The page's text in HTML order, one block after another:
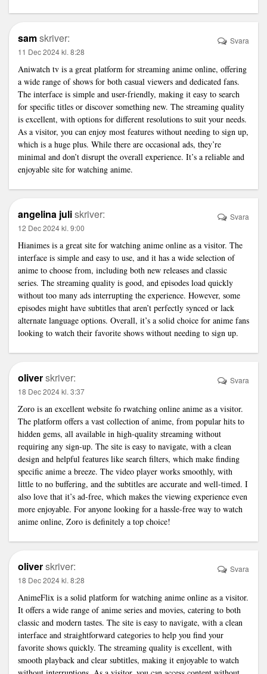
samskriver:
11 Dec 2024 kl. 8:28
Aniwatch tv is a great platform for streaming anime online, offering
a wide range of shows for both casual viewers and dedicated fans.
The interface is simple and user-friendly, making it easy to search
for specific titles or discover something new. The streaming quality
is excellent, with options for different resolutions to suit your needs.
As a visitor, you can enjoy most features without needing to sign up,
which is a huge plus. While there are occasional ads, they’re
minimal and don’t disrupt the overall experience. It’s a reliable and
enjoyable site for watching anime.
Svara
angelina juliskriver:
12 Dec 2024 kl. 9:00
Hianimes is a great site for watching anime online as a visitor. The
interface is simple and easy to use, and it has a wide selection of
anime to choose from, including both new releases and classic
series. The streaming quality is good, and episodes load quickly
without too many ads interrupting the experience. However, some
episodes might have subtitles that aren’t perfectly synced or lack
alternate language options. Overall, it’s a solid choice for anime fans
looking to watch their favorite shows without needing to sign up.
Svara
oliverskriver:
18 Dec 2024 kl. 3:37
Zoro is an excellent website fo rwatching online anime as a visitor.
The platform offers a vast collection of anime, from popular hits to
hidden gems, all available in high-quality streaming without
requiring any sign-up. The site is easy to navigate, with a clean
design and helpful features like search filters, which make finding
specific anime a breeze. The video player works smoothly, with
little to no buffering, and the subtitles are accurate and well-timed. I
also love that it’s ad-free, which makes the viewing experience even
more enjoyable. For anyone looking for a hassle-free way to watch
anime online, Zoro is definitely a top choice!
Svara
oliverskriver:
18 Dec 2024 kl. 8:28
AnimeFlix is a solid platform for watching anime online as a visitor.
It offers a wide range ofanime series and movies, catering to both
classic and modern tastes. The site is easy to navigate, with a clean
interface and straightforward categories to help you find your
favorite shows quickly. The streaming quality is excellent, with
smooth playback and clear subtitles, making it enjoyable to watch
Svara